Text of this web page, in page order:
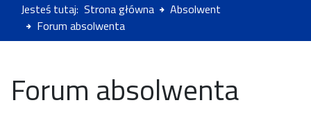
Jesteś tutaj: Strona główna
Absolwent
Forum absolwenta
Forum absolwenta